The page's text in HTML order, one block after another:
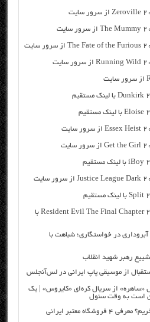
دانلود رایگان فیلم خارجی Resident Evil The Final Chapter 2017 با
در خواستگاری؛ شباهت با
از موسیقی پاپ ایرانی در لس‌آنجلس
«ساهره» از سریال کره‌ای «کایروس» | یک
است به وقت سئول
معتبر ایرانی